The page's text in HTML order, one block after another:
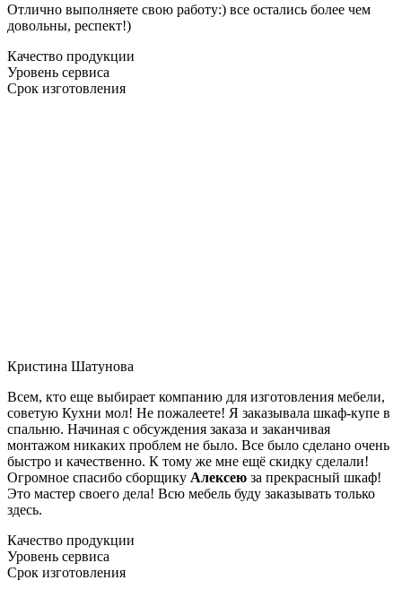
Отлично выполняете свою работу:) все остались более чем
довольны, респект!)
Качество продукции
Уровень сервиса
Срок изготовления
Кристина Шатунова
Всем, кто еще выбирает компанию для изготовления мебели,
советую Кухни мол! Не пожалеете! Я заказывала шкаф-купе в
спальню. Начиная с обсуждения заказа и заканчивая
монтажом никаких проблем не было. Все было сделано очень
быстро и качественно. К тому же мне ещё скидку сделали!
Огромное спасибо сборщику Алексею за прекрасный шкаф!
Это мастер своего дела! Всю мебель буду заказывать только
здесь.
Качество продукции
Уровень сервиса
Срок изготовления